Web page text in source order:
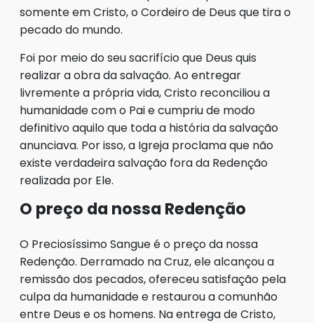
somente em Cristo, o Cordeiro de Deus que tira o
pecado do mundo.
Foi por meio do seu sacrifício que Deus quis
realizar a obra da salvação. Ao entregar
livremente a própria vida, Cristo reconciliou a
humanidade com o Pai e cumpriu de modo
definitivo aquilo que toda a história da salvação
anunciava. Por isso, a Igreja proclama que não
existe verdadeira salvação fora da Redenção
realizada por Ele.
O preço da nossa Redenção
O Preciosíssimo Sangue é o preço da nossa
Redenção. Derramado na Cruz, ele alcançou a
remissão dos pecados, ofereceu satisfação pela
culpa da humanidade e restaurou a comunhão
entre Deus e os homens. Na entrega de Cristo,